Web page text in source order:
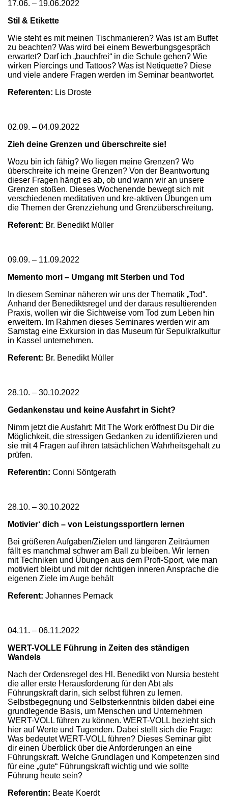
17.06. – 19.06.2022
Stil & Etikette
Wie steht es mit meinen Tischmanieren? Was ist am Buffet
zu beachten? Was wird bei einem Bewerbungsgespräch
erwartet? Darf ich „bauchfrei“ in die Schule gehen? Wie
wirken Piercings und Tattoos? Was ist Netiquette? Diese
und viele andere Fragen werden im Seminar beantwortet.
Referenten: Lis Droste
02.09. – 04.09.2022
Zieh deine Grenzen und überschreite sie!
Wozu bin ich fähig? Wo liegen meine Grenzen? Wo
überschreite ich meine Grenzen? Von der Beantwortung
dieser Fragen hängt es ab, ob und wann wir an unsere
Grenzen stoßen. Dieses Wochenende bewegt sich mit
verschiedenen meditativen und kre-aktiven Übungen um
die Themen der Grenzziehung und Grenzüberschreitung.
Referent: Br. Benedikt Müller
09.09. – 11.09.2022
Memento mori – Umgang mit Sterben und Tod
In diesem Seminar näheren wir uns der Thematik „Tod“.
Anhand der Benediktsregel und der daraus resultierenden
Praxis, wollen wir die Sichtweise vom Tod zum Leben hin
erweitern. Im Rahmen dieses Seminares werden wir am
Samstag eine Exkursion in das Museum für Sepulkralkultur
in Kassel unternehmen.
Referent: Br. Benedikt Müller
28.10. – 30.10.2022
Gedankenstau und keine Ausfahrt in Sicht?
Nimm jetzt die Ausfahrt: Mit The Work eröffnest Du Dir die
Möglichkeit, die stressigen Gedanken zu identifizieren und
sie mit 4 Fragen auf ihren tatsächlichen Wahrheitsgehalt zu
prüfen.
Referentin: Conni Söntgerath
28.10. – 30.10.2022
Motivier‘ dich – von Leistungssportlern lernen
Bei größeren Aufgaben/Zielen und längeren Zeiträumen
fällt es manchmal schwer am Ball zu bleiben. Wir lernen
mit Techniken und Übungen aus dem Profi-Sport, wie man
motiviert bleibt und mit der richtigen inneren Ansprache die
eigenen Ziele im Auge behält
Referent: Johannes Pernack
04.11. – 06.11.2022
WERT-VOLLE Führung in Zeiten des ständigen
Wandels
Nach der Ordensregel des Hl. Benedikt von Nursia besteht
die aller erste Herausforderung für den Abt als
Führungskraft darin, sich selbst führen zu lernen.
Selbstbegegnung und Selbsterkenntnis bilden dabei eine
grundlegende Basis, um Menschen und Unternehmen
WERT-VOLL führen zu können. WERT-VOLL bezieht sich
hier auf Werte und Tugenden. Dabei stellt sich die Frage:
Was bedeutet WERT-VOLL führen? Dieses Seminar gibt
dir einen Überblick über die Anforderungen an eine
Führungskraft. Welche Grundlagen und Kompetenzen sind
für eine „gute“ Führungskraft wichtig und wie sollte
Führung heute sein?
Referentin: Beate Koerdt